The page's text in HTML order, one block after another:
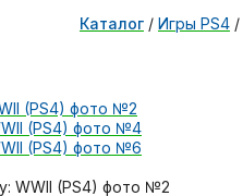
Каталог / Игры PS4 /